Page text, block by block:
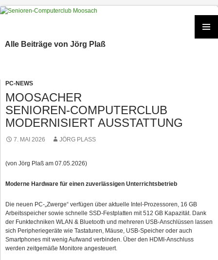
Zum
Alle Beiträge von Jörg Plaß
PC-NEWS
MOOSACHER
SENIOREN‑COMPUTERCLUB
MODERNISIERT AUSSTATTUNG
7. MAI 2026 JÖRG PLASS
(von Jörg Plaß am 07.05.2026)
Moderne Hardware für einen zuverlässigen Unterrichtsbetrieb
Die neuen PC-„Zwerge“ verfügen über aktuelle Intel-Prozessoren, 16 GB
Arbeitsspeicher sowie schnelle SSD‑Festplatten mit 512 GB Kapazität. Dank
der Funktechniken WLAN & Bluetooth und mehreren USB‑Anschlüssen lassen
sich Peripheriegeräte wie Tastaturen, Mäuse, USB‑Speicher oder auch
Smartphones mit wenig Aufwand verbinden. Über den HDMI-Anschluss
werden zeitgemäße Monitore angesteuert.